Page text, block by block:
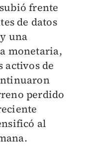
subió frente
de datos
una
monetaria,
activos de
perdido
al